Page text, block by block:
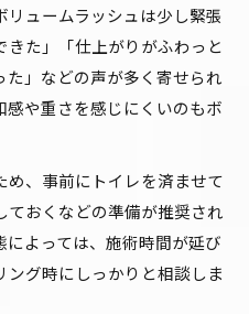
ュームラッシュは少し緊張
きた」「仕上がりがふわっと
た」などの声が多く寄せられ
や重さを感じにくいのもボ
、事前にトイレを済ませて
ておくなどの準備が推奨され
よっては、施術時間が延び
グ時にしっかりと相談しま